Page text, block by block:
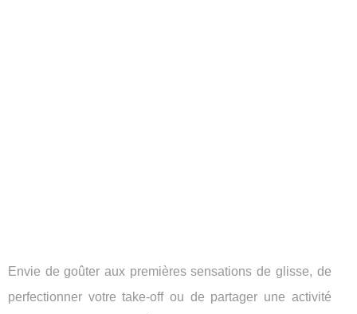
Envie de goûter aux premières sensations de glisse, de
perfectionner votre take-off ou de partager une activité